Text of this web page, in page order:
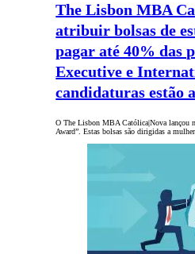
The Lisbon MBA
atribuir bolsas de
pagar até 40% das
Executive e
candidaturas estão
O The Lisbon MBA Católica|Nova lançou
Award”. Estas bolsas são dirigidas a